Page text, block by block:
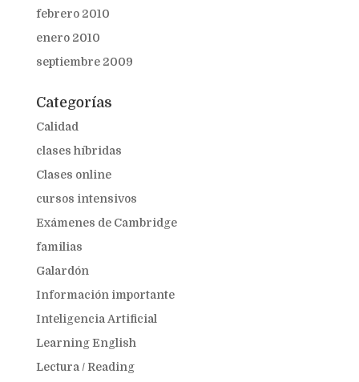
febrero 2010
enero 2010
septiembre 2009
Categorías
Calidad
clases híbridas
Clases online
cursos intensivos
Exámenes de Cambridge
familias
Galardón
Información importante
Inteligencia Artificial
Learning English
Lectura / Reading